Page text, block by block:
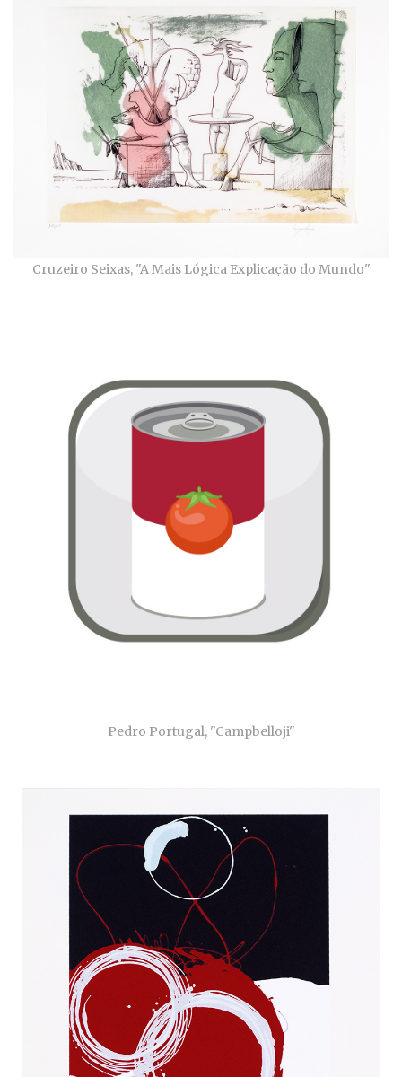
Cruzeiro Seixas, "A Mais Lógica Explicação do Mundo"
Pedro Portugal, "Campbelloji"